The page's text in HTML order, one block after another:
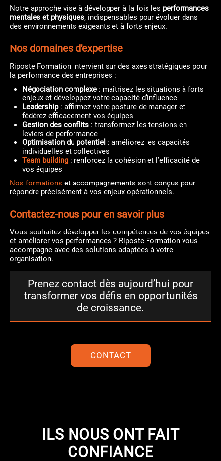
Notre approche vise à développer à la fois les performances
mentales et physiques, indispensables pour évoluer dans
des environnements exigeants et à forts enjeux.
Nos domaines d'expertise
Riposte Formation intervient sur des axes stratégiques pour
la performance des entreprises :
Négociation complexe : maîtrisez les situations à forts
enjeux et développez votre capacité d’influence
Leadership: affirmez votre posture de manager et
fédérez efficacement vos équipes
Gestion des conflits : transformez les tensions en
leviers de performance
Optimisation du potentiel : améliorez les capacités
individuelles et collectives
Team building : renforcez la cohésion et l’efficacité de
vos équipes
Nos formations et accompagnements sont conçus pour
répondre précisément à vos enjeux opérationnels.
Contactez-nous pour en savoir plus
Vous souhaitez développer les compétences de vos équipes
et améliorer vos performances ? Riposte Formation vous
accompagne avec des solutions adaptées à votre
organisation.
Prenez contact dès aujourd’hui pour
transformer vos défis en opportunités
de croissance.
CONTACT
ILS NOUS ONT FAIT
CONFIANCE